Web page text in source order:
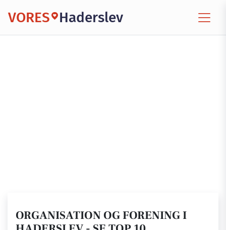
VORES Haderslev
ORGANISATION OG FORENING I